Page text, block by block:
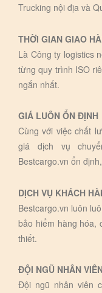
Trucking nội địa và
THỜI GIAN GIAO
Là Công ty logistics
từng quy trình ISO
ngắn nhất.
GIÁ LUÔN ỔN ĐỊNH
Cùng với việc chất
giá dịch vụ
Bestcargo.vn ổn
DỊCH VỤ KHÁCH
Bestcargo.vn luôn
bảo hiểm hàng hóa,
thiết.
ĐỘI NGŨ NHÂN
Đội ngũ nhân viên